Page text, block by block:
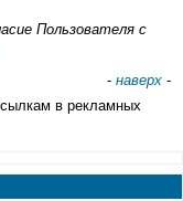
Пользователя с
- наверх -
в рекламных